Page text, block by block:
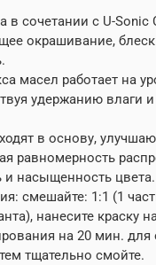
в сочетании с U-Sonic
окрашивание,
масел работает на
удержанию влаги
в основу,
равномерность
и насыщенность цвета.
смешайте: 1:1 (1
нанесите краску
на 20 мин.
тщательно смойте.